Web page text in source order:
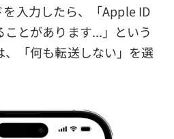
入力したら、「Apple ID
とがあります...」という
「何も転送しない」を選